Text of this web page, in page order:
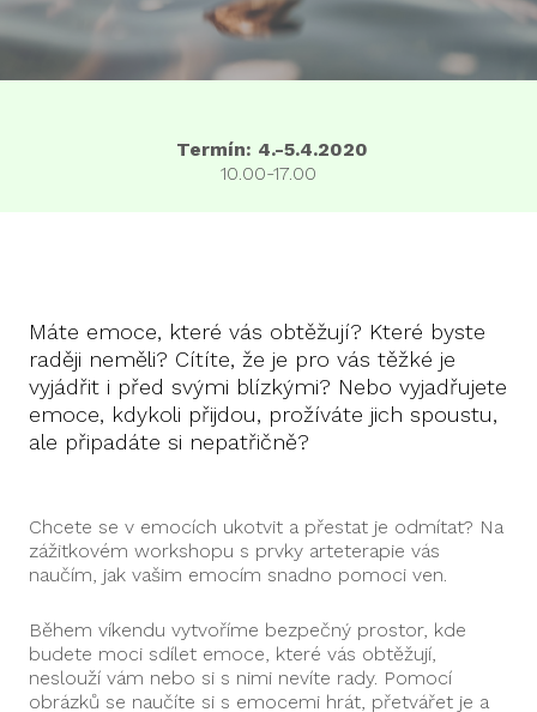
Termín: 4.-5.4.2020
10.00-17.00
Máte emoce, které vás obtěžují? Které byste
raději neměli? Cítíte, že je pro vás těžké je
vyjádřit i před svými blízkými? Nebo vyjadřujete
emoce, kdykoli přijdou, prožíváte jich spoustu,
ale připadáte si nepatřičně?
Chcete se v emocích ukotvit a přestat je odmítat? Na
zážitkovém workshopu s prvky arteterapie vás
naučím, jak vašim emocím snadno pomoci ven.
Během víkendu vytvoříme bezpečný prostor, kde
budete moci sdílet emoce, které vás obtěžují,
neslouží vám nebo si s nimi nevíte rady. Pomocí
obrázků se naučíte si s emocemi hrát, přetvářet je a